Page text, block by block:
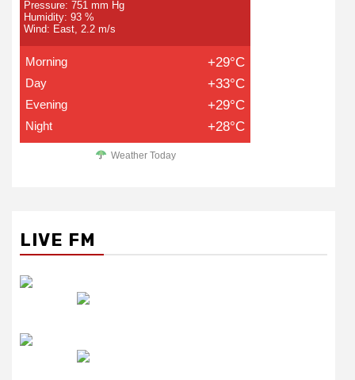
Pressure: 751 mm Hg
Humidity: 93 %
Wind: East, 2.2 m/s
Morning +29°C
Day +33°C
Evening +29°C
Night +28°C
Weather Today
LIVE FM